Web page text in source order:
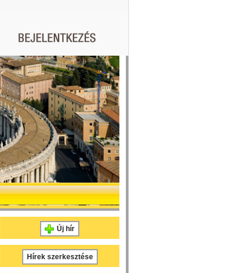
Új hír
Hírek szerkesztése